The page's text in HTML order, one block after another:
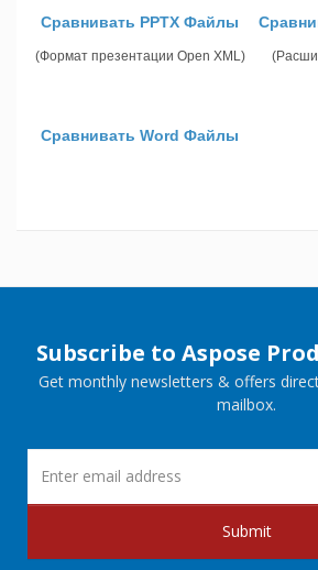
Сравнивать PPTX Файлы
(Формат презентации Open XML)
Сравнивать Word Файлы
Subscribe to Aspose
Get monthly newsletters & offers
mailbox.
Submit